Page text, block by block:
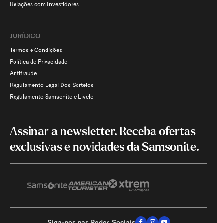
Relações com Investidores
JURÍDICO
Termos e Condições
Política de Privacidade
Antifraude
Regulamento Legal Dos Sorteios
Regulamento Samsonite e Livelo
Assinar a newsletter. Receba ofertas
exclusivas e novidades da Samsonite.